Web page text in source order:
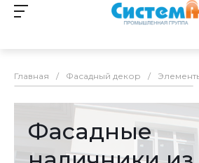
Главная / Фасадный декор /
Фасадные